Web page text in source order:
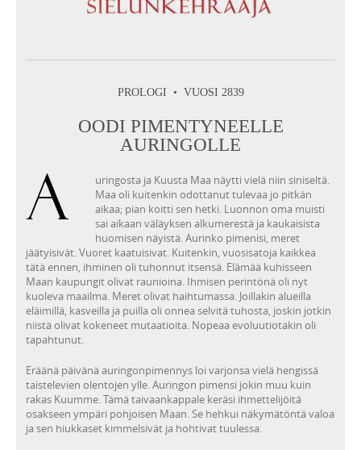
PROLOGI • VUOSI 2839
OODI PIMENTYNEELLE
AURINGOLLE
uringosta ja Kuusta Maa näytti vielä niin siniseltä.
Maa oli kuitenkin odottanut tulevaa jo pitkän
aikaa; pian koitti sen hetki. Luonnon oma muisti
sai aikaan väläyksen alkumerestä ja kaukaisista
huomisen näyistä. Aurinko pimenisi, meret
jäätyisivät. Vuoret kaatuisivat. Kuitenkin, vuosisatoja kaikkea
tätä ennen, ihminen oli tuhonnut itsensä. Elämää kuhisseen
Maan kaupungit olivat raunioina. Ihmisen perintönä oli nyt
kuoleva maailma. Meret olivat haihtumassa. Joillakin alueilla
eläimillä, kasveilla ja puilla oli onnea selvitä tuhosta, joskin jotkin
niistä olivat kokeneet mutaatioita. Nopeaa evoluutiotakin oli
tapahtunut.
Eräänä päivänä auringonpimennys loi varjonsa vielä hengissä
taistelevien olentojen ylle. Auringon pimensi jokin muu kuin
rakas Kuumme. Tämä taivaankappale keräsi ihmettelijöitä
osakseen ympäri pohjoisen Maan. Se hehkui näkymätöntä valoa
ja sen hiukkaset kimmelsivät ja hohtivat tuulessa.